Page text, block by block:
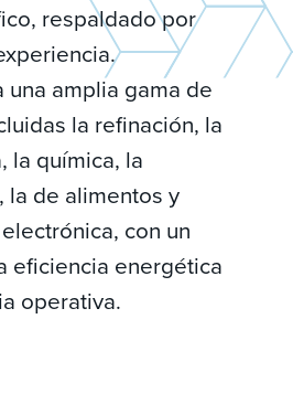
respaldado por
amplia gama de
la refinación, la
la química, la
la de alimentos y
con un
eficiencia energética
operativa.